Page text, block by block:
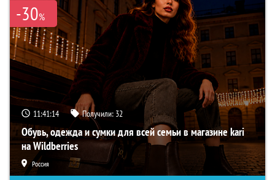
-30%
11:41:12 Получили: 32
Обувь, одежда и сумки для всей семьи в магазине kari
на Wildberries
Россия